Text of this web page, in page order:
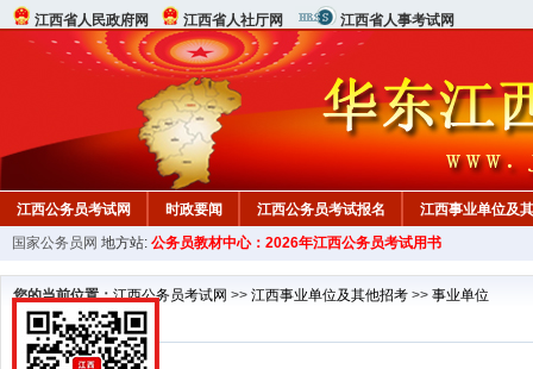
江西省人民政府网 江西省人社厅网 江西省人事考试网
江西公务员考试网 时政要闻 江西公务员考试报名 江西事业单位及
行测真题 在线咨询 教材中心
国家公务员网 地方站: 公务员教材中心：2026年江西公务员考试用书
您的当前位置：江西公务员考试网 >> 江西事业单位及其他招考 >> 事业单位